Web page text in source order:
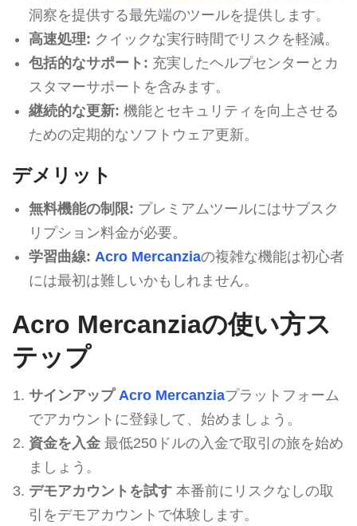
洞察を提供する最先端のツールを提供します。
高速処理: クイックな実行時間でリスクを軽減。
包括的なサポート: 充実したヘルプセンターとカ
スタマーサポートを含みます。
継続的な更新: 機能とセキュリティを向上させる
ための定期的なソフトウェア更新。
デメリット
無料機能の制限: プレミアムツールにはサブスク
リプション料金が必要。
学習曲線: Acro Mercanziaの複雑な機能は初心者
には最初は難しいかもしれません。
Acro Mercanziaの使い方ス
テップ
サインアップ Acro Mercanziaプラットフォーム
でアカウントに登録して、始めましょう。
資金を入金最低250ドルの入金で取引の旅を始め
ましょう。
デモアカウントを試す本番前にリスクなしの取
引をデモアカウントで体験します。